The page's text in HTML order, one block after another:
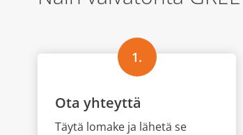
1.
Ota yhteyttä
Täytä lomake ja lähetä se